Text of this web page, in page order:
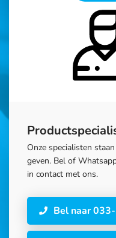
Onze specialisten
geven. Bel of
in contact met ons.
Bel naar